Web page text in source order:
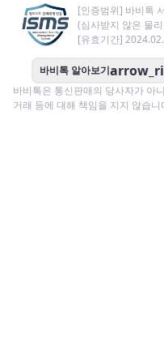
[인증범위] 바비톡
(심사받지 않은 물
[유효기간]
바비톡 알아보기
바비톡은 통신판매의 당사자가 아
거래 등에 대해 책임을 지지 않습니